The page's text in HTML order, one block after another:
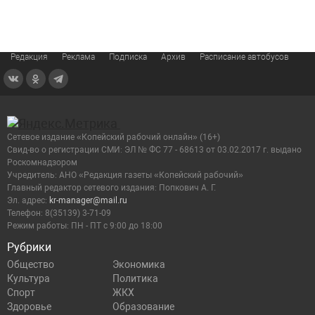
Редакция Реклама Подписка Архив Расписание автобусов
Рубрики
Общество
Экономика
Культура
Политика
Спорт
ЖКХ
Здоровье
Образование
Сетевое издание «Копейский рабочий онлайн» (16+)
Cвид-во о регистрации СМИ: ЭЛ № ФС 77 - 68613 от 03.02.2017 г. выдано
Роскомнадзором
Учредитель: АНО «Редакция газеты «Копейский рабочий»
Главный редактор сетевого издания: Попкович А. Г.
Эл. адрес: kr-manager@mail.ru
Телефон: 8(35139) 3-71-09
Режим работы: ПН - ПТ с 9:00 до 18:00